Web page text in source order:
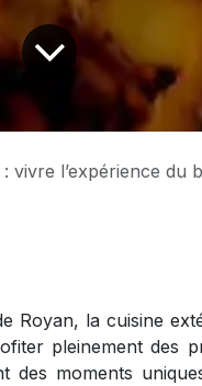
brasero COEO entre océan,
Royan, la cuisine
pleinement des
moments